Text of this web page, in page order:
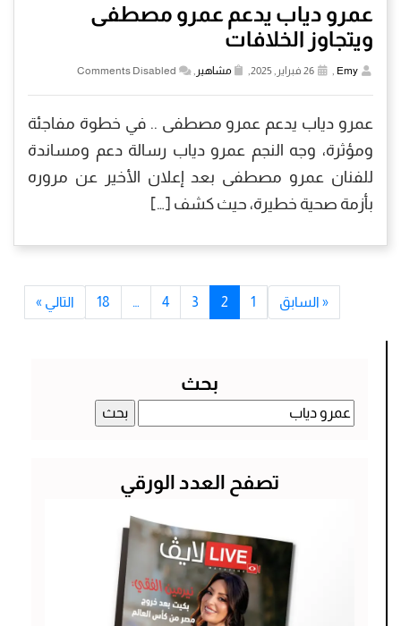
عمرو دياب يدعم عمرو مصطفى
ويتجاوز الخلافات
Emy
, مشاهير ,
Comments Disabled
عمرو دياب يدعم عمرو مصطفى .. في خطوة مفاجئة
ومؤثرة، وجه النجم عمرو دياب رسالة دعم ومساندة
للفنان عمرو مصطفى بعد إعلان الأخير عن مروره
بأزمة صحية خطيرة، حيث كشف […]
« السابق 1
2
3
4
…
18 التالي »
بحث
البحث
عن:
تصفح العدد الورقي